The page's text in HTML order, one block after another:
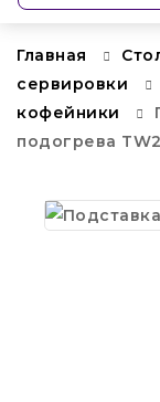
Главная
сервировки
кофейники
подогрева